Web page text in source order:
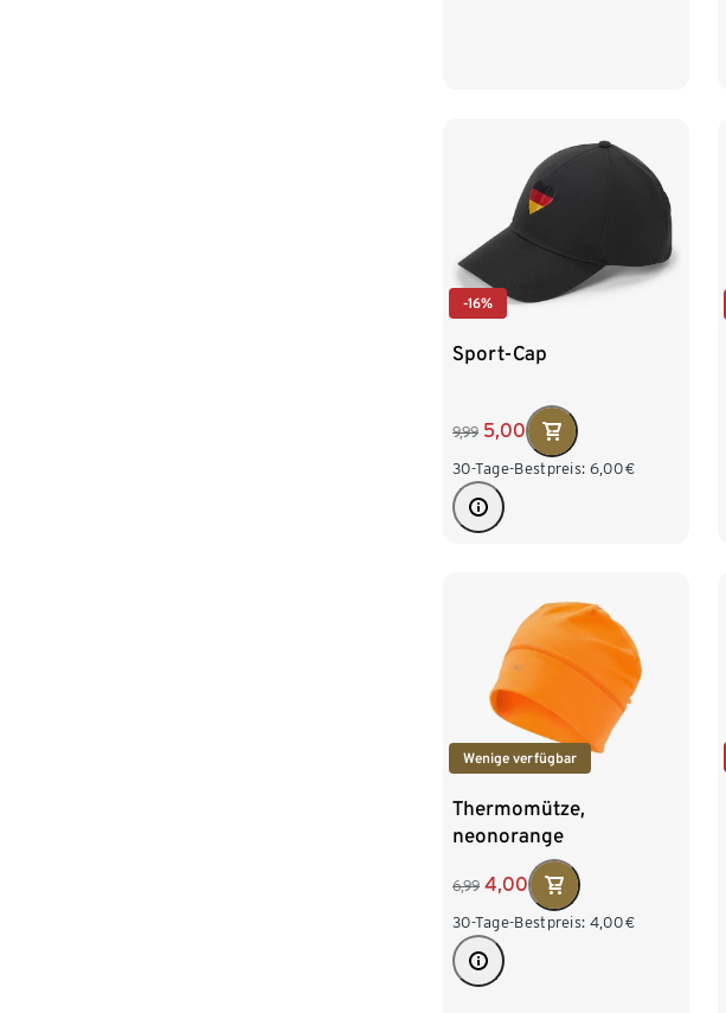
-16%
Sport-Cap
9,99 5,00
30-Tage-Bestpreis: 6,00€
Wenige verfügbar
Thermomütze,
neonorange
6,99 4,00
30-Tage-Bestpreis: 4,00€